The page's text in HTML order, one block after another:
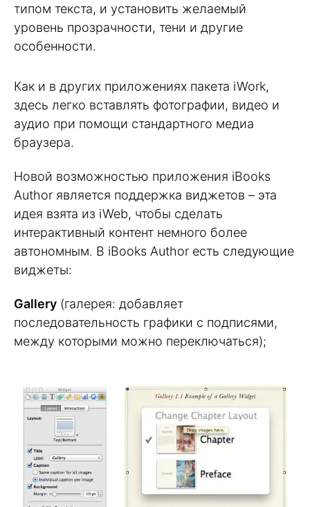
типом текста, и установить желаемый
уровень прозрачности, тени и другие
особенности.
Как и в других приложениях пакета iWork,
здесь легко вставлять фотографии, видео и
аудио при помощи стандартного медиа
браузера.
Новой возможностью приложения iBooks
Author является поддержка виджетов – эта
идея взята из iWeb, чтобы сделать
интерактивный контент немного более
автономным. В iBooks Author есть следующие
виджеты:
Gallery (галерея: добавляет
последовательность графики с подписями,
между которыми можно переключаться);